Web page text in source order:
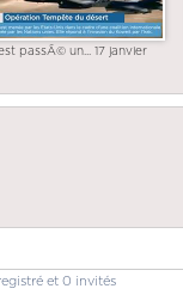
passÃ© un... 17 janvier
et 0 invités